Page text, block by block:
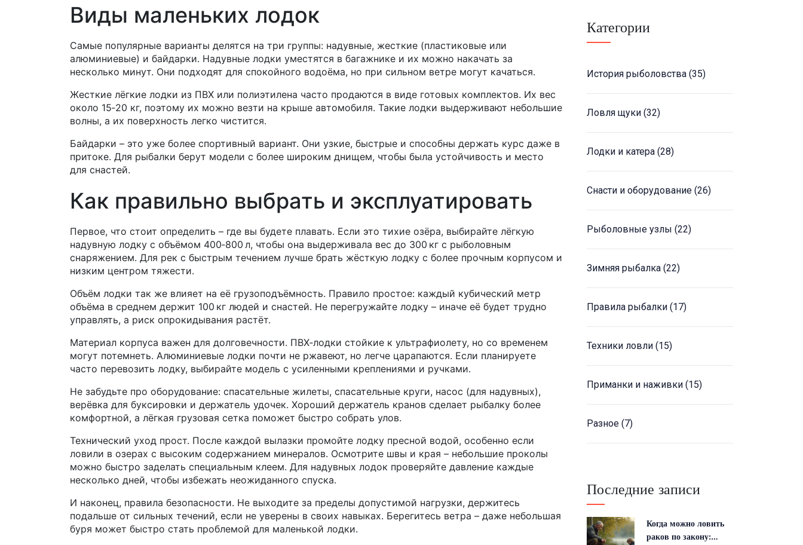
Виды маленьких лодок
Самые популярные варианты делятся на три группы: надувные, жесткие (пластиковые или
алюминиевые) и байдарки. Надувные лодки уместятся в багажнике и их можно накачать за
несколько минут. Они подходят для спокойного водоёма, но при сильном ветре могут качаться.
Жесткие лёгкие лодки из ПВХ или полиэтилена часто продаются в виде готовых комплектов. Их вес
около 15‑20 кг, поэтому их можно везти на крыше автомобиля. Такие лодки выдерживают небольшие
волны, а их поверхность легко чистится.
Байдарки – это уже более спортивный вариант. Они узкие, быстрые и способны держать курс даже в
притоке. Для рыбалки берут модели с более широким днищем, чтобы была устойчивость и место
для снастей.
Как правильно выбрать и эксплуатировать
Первое, что стоит определить – где вы будете плавать. Если это тихие озёра, выбирайте лёгкую
надувную лодку с объёмом 400‑800 л, чтобы она выдерживала вес до 300 кг с рыболовным
снаряжением. Для рек с быстрым течением лучше брать жёсткую лодку с более прочным корпусом и
низким центром тяжести.
Объём лодки так же влияет на её грузоподъёмность. Правило простое: каждый кубический метр
объёма в среднем держит 100 кг людей и снастей. Не перегружайте лодку – иначе её будет трудно
управлять, а риск опрокидывания растёт.
Материал корпуса важен для долговечности. ПВХ‑лодки стойкие к ультрафиолету, но со временем
могут потемнеть. Алюминиевые лодки почти не ржавеют, но легче царапаются. Если планируете
часто перевозить лодку, выбирайте модель с усиленными креплениями и ручками.
Не забудьте про оборудование: спасательные жилеты, спасательные круги, насос (для надувных),
верёвка для буксировки и держатель удочек. Хороший держатель кранов сделает рыбалку более
комфортной, а лёгкая грузовая сетка поможет быстро собрать улов.
Технический уход прост. После каждой вылазки промойте лодку пресной водой, особенно если
ловили в озерах с высоким содержанием минералов. Осмотрите швы и края – небольшие проколы
можно быстро заделать специальным клеем. Для надувных лодок проверяйте давление каждые
несколько дней, чтобы избежать неожиданного спуска.
И наконец, правила безопасности. Не выходите за пределы допустимой нагрузки, держитесь
подальше от сильных течений, если не уверены в своих навыках. Берегитесь ветра – даже небольшая
буря может быстро стать проблемой для маленькой лодки.
Категории
История рыболовства (35)
Ловля щуки (32)
Лодки и катера (28)
Снасти и оборудование (26)
Рыболовные узлы (22)
Зимняя рыбалка (22)
Правила рыбалки (17)
Техники ловли (15)
Приманки и наживки (15)
Разное (7)
Последние записи
Когда можно ловить
раков по закону: